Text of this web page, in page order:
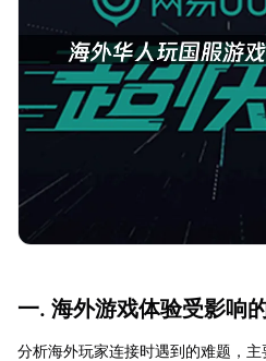
一. 海外游戏体验受影响
分析海外玩家连接时遇到的难题，